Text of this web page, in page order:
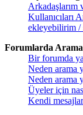
Arkadaşlarım
Kullanıcıları
ekleyebilirim /
Forumlarda Arama
Bir forumda
Neden arama
Neden arama
Üyeler için
Kendi